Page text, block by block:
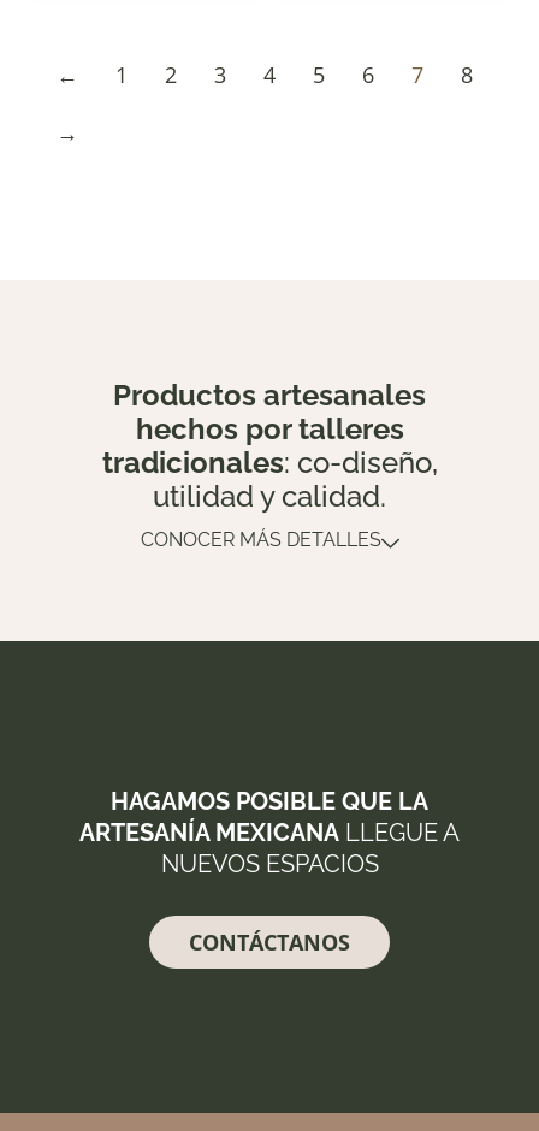
← 1 2 3 4 5 6 7
8
→
Productos artesanales
hechos por talleres
tradicionales: co-diseño,
utilidad y calidad.
CONOCER MÁS DETALLES
HAGAMOS POSIBLE QUE LA
ARTESANÍA MEXICANA LLEGUE A
NUEVOS ESPACIOS
CONTÁCTANOS